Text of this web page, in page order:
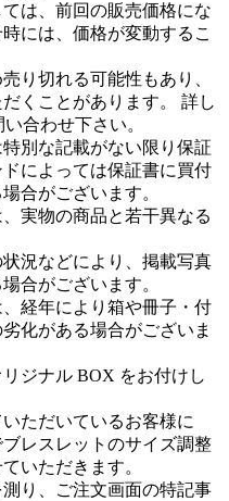
は、前回の販売価格にな
には、価格が変動するこ
り切れる可能性もあり、
くことがあります。 詳し
い合わせ下さい。
別な記載がない限り保証
によっては保証書に買付
合がございます。
実物の商品と若干異なる
況などにより、掲載写真
合がございます。
経年により箱や冊子・付
化がある場合がございま
ジナル BOX をお付けし
ただいているお客様に
レスレットのサイズ調整
いただきます。
り、ご注文画面の特記事